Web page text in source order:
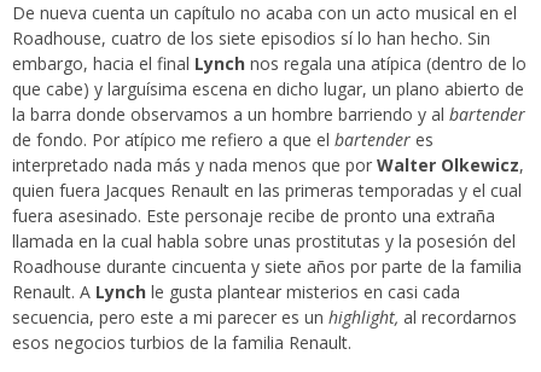
De nueva cuenta un capítulo no acaba con un acto musical en el
Roadhouse, cuatro de los siete episodios sí lo han hecho. Sin
embargo, hacia el final Lynch nos regala una atípica (dentro de lo
que cabe) y larguísima escena en dicho lugar, un plano abierto de
la barra donde observamos a un hombre barriendo y al bartender
de fondo. Por atípico me refiero a que el bartender es
interpretado nada más y nada menos que por Walter Olkewicz,
quien fuera Jacques Renault en las primeras temporadas y el cual
fuera asesinado. Este personaje recibe de pronto una extraña
llamada en la cual habla sobre unas prostitutas y la posesión del
Roadhouse durante cincuenta y siete años por parte de la familia
Renault. A Lynch le gusta plantear misterios en casi cada
secuencia, pero este a mi parecer es un highlight, al recordarnos
esos negocios turbios de la familia Renault.